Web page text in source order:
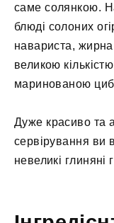
саме солянкою.
блюді солоних
навариста, жирна
великою
маринованою
Дуже красиво та
сервірування ви
невеликі глиняні